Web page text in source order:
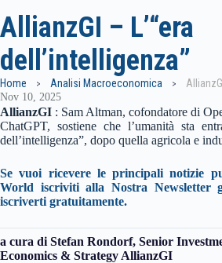
AllianzGI – L’“era
dell’intelligenza”
Home Analisi Macroeconomica
Nov 10, 2025
AllianzGI : Sam Altman, cofondatore di
ChatGPT, sostiene che l’umanità sta
dell’intelligenza”, dopo quella agricola e
Se vuoi ricevere le principali notizie
World iscriviti alla Nostra Newsletter
iscriverti gratuitamente.
a cura di Stefan Rondorf, Senior
Economics & Strategy AllianzGI